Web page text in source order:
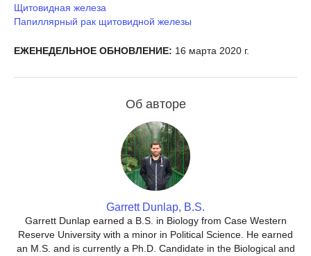
Щитовидная железа
Папиллярный рак щитовидной железы
ЕЖЕНЕДЕЛЬНОЕ ОБНОВЛЕНИЕ: 16 марта 2020 г.
Об авторе
Garrett Dunlap, B.S.
Garrett Dunlap earned a B.S. in Biology from Case Western
Reserve University with a minor in Political Science. He earned
an M.S. and is currently a Ph.D. Candidate in the Biological and